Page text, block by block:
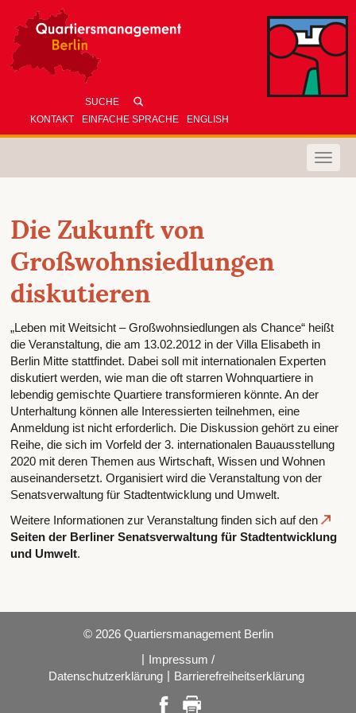
KONTAKT EINFACHE SPRACHE ENGLISH
Toggle
Die Zukunft von
Großwohnsiedlungen
diskutieren
„Leben mit Weitsicht – Großwohnsiedlungen als Chance“ heißt
die Veranstaltung, die am 13.02.2012 in der Villa Elisabeth in
Berlin Mitte stattfindet. Dabei soll mit internationalen Experten
diskutiert werden, wie man die oft starren Wohnquartiere in
lebendig gemischte Quartiere transformieren könnte. An der
Unterhaltung können alle Interessierten teilnehmen, eine
Anmeldung ist nicht erforderlich. Die Diskussion gehört zu einer
Reihe, die sich im Vorfeld der 3. internationalen Bauausstellung
2020 mit deren Themen aus Wirtschaft, Wissen und Wohnen
auseinandersetzt. Organisiert wird die Veranstaltung von der
Senatsverwaltung für Stadtentwicklung und Umwelt.
Weitere Informationen zur Veranstaltung finden sich auf den
Seiten der Berliner Senatsverwaltung für Stadtentwicklung
und Umwelt.
© 2026 Quartiersmanagement Berlin
| Impressum /
Datenschutzerklärung | Barrierefreiheitserklärung